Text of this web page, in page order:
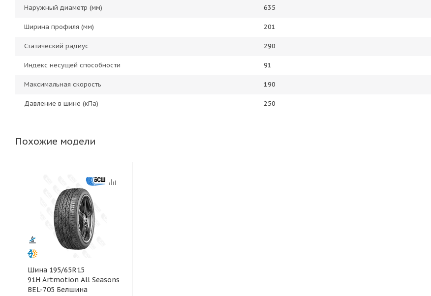
Наружный диаметр (мм) 635
Ширина профиля (мм) 201
Статический радиус 290
Индекс несущей способности 91
Максимальная скорость 190
Давление в шине (кПа) 250
Похожие модели
Шина 195/65R15
91H Artmotion All Seasons
BEL-705 Белшина